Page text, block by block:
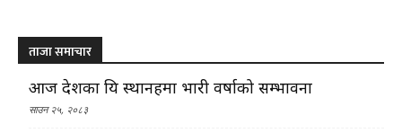
ताजा समाचार
आज देशका यि स्थानहरुमा भारी वर्षाको सम्भावना
साउन २५, २०८३